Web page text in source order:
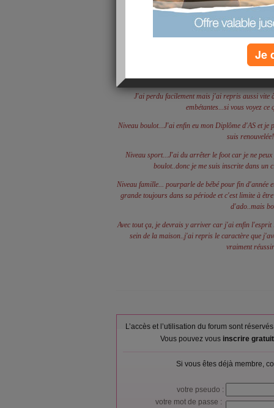
Bonjour la
Me revoilà au bout de 2mois et demi... J'ai pris
vraiment..et c'est chose faite...Je me reprends en
restreins à suivre ce plan WW pour de bon... et
arriver...
J'ai perdu facilement mais j'ai repris aussi vite
embétantes...si vous voyez ce
Niveau boulot...J'ai enfin eu mon Diplôme d'AS et je
suis
Niveau sport...J'ai du arrêter le foot car je ne
boulot..donc je me suis inscrite dans un
Niveau famille... pourparle de bébé pour fin d'année
grande toujours dans sa période et c'est limite à
d'ado..mais
Avec tout ça, je devrais y arriver car j'ai enfin l'esprit
sein de la maison..j'ai repris le caractère que
vraiment
L’accès et l’utilisation du forum sont
Vous pouvez vous inscrire
Si vous êtes déjà membre,
votre pseudo :
votre mot de passe :
Je